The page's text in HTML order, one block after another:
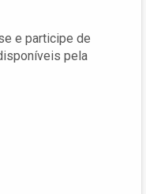
e participe de
pela